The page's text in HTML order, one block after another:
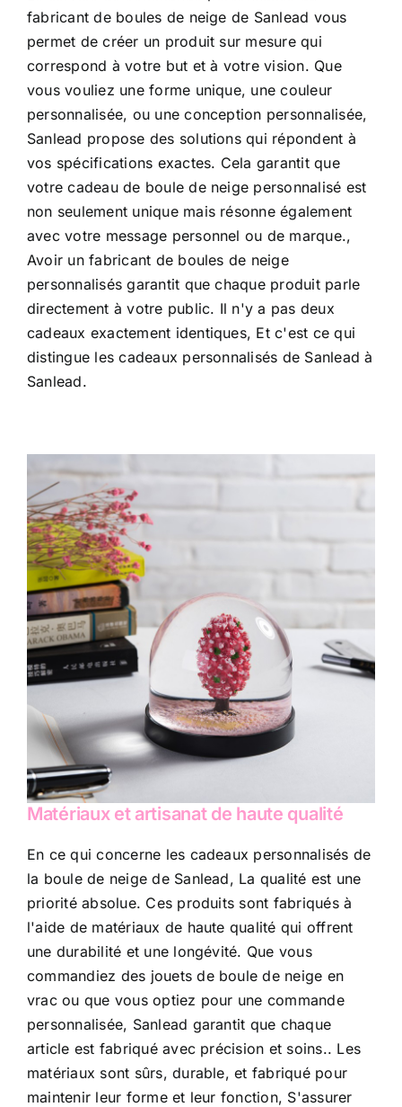
fabricant de boules de neige de Sanlead vous
permet de créer un produit sur mesure qui
correspond à votre but et à votre vision. Que
vous vouliez une forme unique, une couleur
personnalisée, ou une conception personnalisée,
Sanlead propose des solutions qui répondent à
vos spécifications exactes. Cela garantit que
votre cadeau de boule de neige personnalisé est
non seulement unique mais résonne également
avec votre message personnel ou de marque.,
Avoir un fabricant de boules de neige
personnalisés garantit que chaque produit parle
directement à votre public. Il n'y a pas deux
cadeaux exactement identiques, Et c'est ce qui
distingue les cadeaux personnalisés de Sanlead à
Sanlead.
Matériaux et artisanat de haute qualité
En ce qui concerne les cadeaux personnalisés de
la boule de neige de Sanlead, La qualité est une
priorité absolue. Ces produits sont fabriqués à
l'aide de matériaux de haute qualité qui offrent
une durabilité et une longévité. Que vous
commandiez des jouets de boule de neige en
vrac ou que vous optiez pour une commande
personnalisée, Sanlead garantit que chaque
article est fabriqué avec précision et soins.. Les
matériaux sont sûrs, durable, et fabriqué pour
maintenir leur forme et leur fonction, S'assurer